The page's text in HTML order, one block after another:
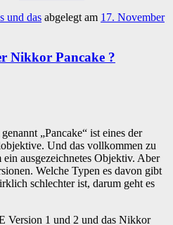
und das abgelegt am 17. November
Nikkor Pancake ?
„Pancake“ ist eines der
Und das vollkommen zu
ausgezeichnetes Objektiv. Aber
Welche Typen es davon gibt
schlechter ist, darum geht es